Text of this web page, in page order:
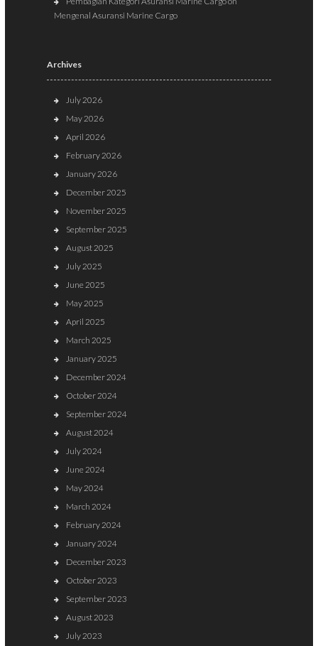
Mengenal Asuransi Marine Cargo
Archives
July 2026
May 2026
April 2026
February 2026
January 2026
December 2025
November 2025
September 2025
August 2025
July 2025
June 2025
May 2025
April 2025
March 2025
January 2025
December 2024
October 2024
September 2024
August 2024
July 2024
June 2024
May 2024
March 2024
February 2024
January 2024
December 2023
October 2023
September 2023
August 2023
July 2023